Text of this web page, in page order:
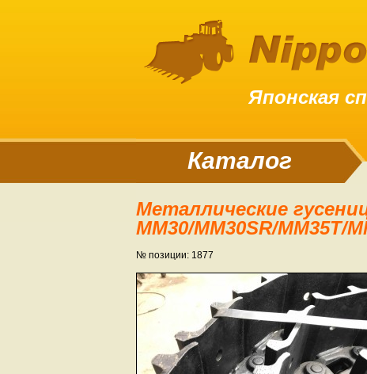
Японская
Каталог
Металлические гусеницы для экскаватора Mitsubishi
MM30/MM30SR/MM35T/
№ позиции: 1877